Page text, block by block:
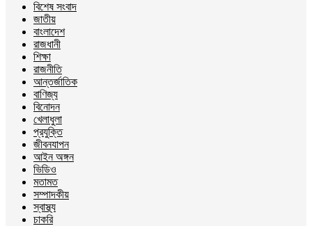
বিশেষ সংবাদ
জাতীয়
বাংলাদেশ
রাজধানী
শিক্ষা
রাজনীতি
আন্তর্জাতিক
বাণিজ্য
বিনোদন
খেলাধুলা
প্রযুক্তি
জীবনযাপন
আইন অঙ্গন
ভিডিও
মতামত
সম্পাদকীয়
স্বাস্থ্য
চাকরি